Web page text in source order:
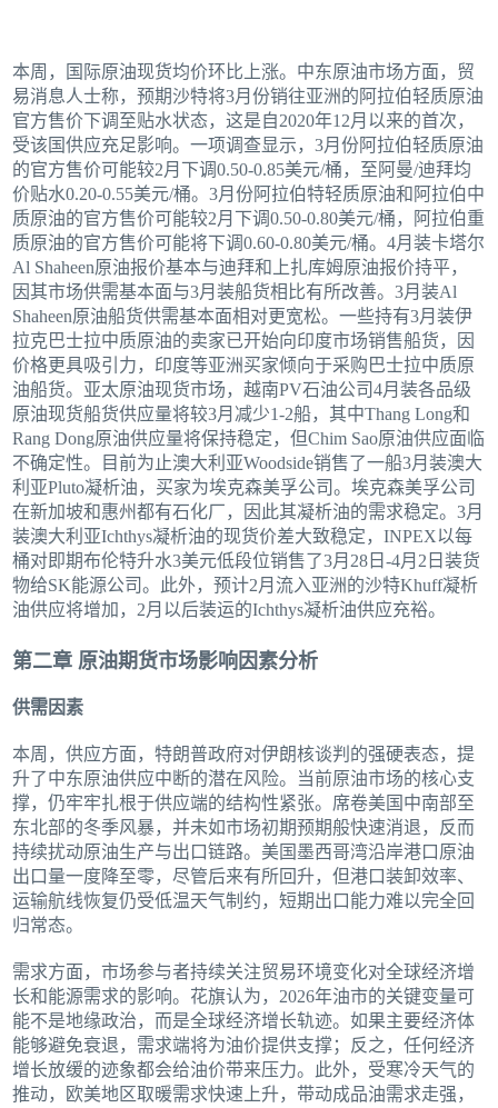
本周，国际原油现货均价环比上涨。中东原油市场方面，贸
易消息人士称，预期沙特将3月份销往亚洲的阿拉伯轻质原油
官方售价下调至贴水状态，这是自2020年12月以来的首次，
受该国供应充足影响。一项调查显示，3月份阿拉伯轻质原油
的官方售价可能较2月下调0.50-0.85美元/桶，至阿曼/迪拜均
价贴水0.20-0.55美元/桶。3月份阿拉伯特轻质原油和阿拉伯中
质原油的官方售价可能较2月下调0.50-0.80美元/桶，阿拉伯重
质原油的官方售价可能将下调0.60-0.80美元/桶。4月装卡塔尔
Al Shaheen原油报价基本与迪拜和上扎库姆原油报价持平，
因其市场供需基本面与3月装船货相比有所改善。3月装Al
Shaheen原油船货供需基本面相对更宽松。一些持有3月装伊
拉克巴士拉中质原油的卖家已开始向印度市场销售船货，因
价格更具吸引力，印度等亚洲买家倾向于采购巴士拉中质原
油船货。亚太原油现货市场，越南PV石油公司4月装各品级
原油现货船货供应量将较3月减少1-2船，其中Thang Long和
Rang Dong原油供应量将保持稳定，但Chim Sao原油供应面临
不确定性。目前为止澳大利亚Woodside销售了一船3月装澳大
利亚Pluto凝析油，买家为埃克森美孚公司。埃克森美孚公司
在新加坡和惠州都有石化厂，因此其凝析油的需求稳定。3月
装澳大利亚Ichthys凝析油的现货价差大致稳定，INPEX以每
桶对即期布伦特升水3美元低段位销售了3月28日-4月2日装货
物给SK能源公司。此外，预计2月流入亚洲的沙特Khuff凝析
油供应将增加，2月以后装运的Ichthys凝析油供应充裕。
第二章 原油期货市场影响因素分析
供需因素
本周，供应方面，特朗普政府对伊朗核谈判的强硬表态，提
升了中东原油供应中断的潜在风险。当前原油市场的核心支
撑，仍牢牢扎根于供应端的结构性紧张。席卷美国中南部至
东北部的冬季风暴，并未如市场初期预期般快速消退，反而
持续扰动原油生产与出口链路。美国墨西哥湾沿岸港口原油
出口量一度降至零，尽管后来有所回升，但港口装卸效率、
运输航线恢复仍受低温天气制约，短期出口能力难以完全回
归常态。
需求方面，市场参与者持续关注贸易环境变化对全球经济增
长和能源需求的影响。花旗认为，2026年油市的关键变量可
能不是地缘政治，而是全球经济增长轨迹。如果主要经济体
能够避免衰退，需求端将为油价提供支撑；反之，任何经济
增长放缓的迹象都会给油价带来压力。此外，受寒冷天气的
推动，欧美地区取暖需求快速上升，带动成品油需求走强，